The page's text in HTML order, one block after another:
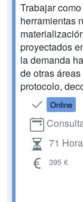
Trabajar
herramientas
proyectados
la demanda
de otras
protocolo,
Online
71
395 €